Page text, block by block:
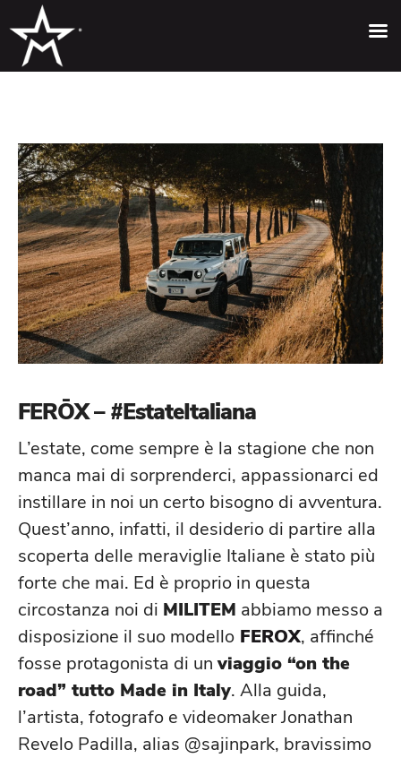
FERŌX – #EstateItaliana
L’estate, come sempre è la stagione che non
manca mai di sorprenderci, appassionarci ed
instillare in noi un certo bisogno di avventura.
Quest’anno, infatti, il desiderio di partire alla
scoperta delle meraviglie Italiane è stato più
forte che mai. Ed è proprio in questa
circostanza noi di MILITEM abbiamo messo a
disposizione il suo modello FEROX, affinché
fosse protagonista di unviaggio “on the
road” tutto Made in Italy. Alla guida,
l’artista, fotografo e videomaker Jonathan
Revelo Padilla, alias @sajinpark, bravissimo